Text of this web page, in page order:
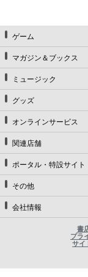
ゲーム
マガジン＆ブックス
ミュージック
グッズ
オンラインサービス
関連店舗
ポータル・特設サイト
その他
会社情報
書
プラ
サイ